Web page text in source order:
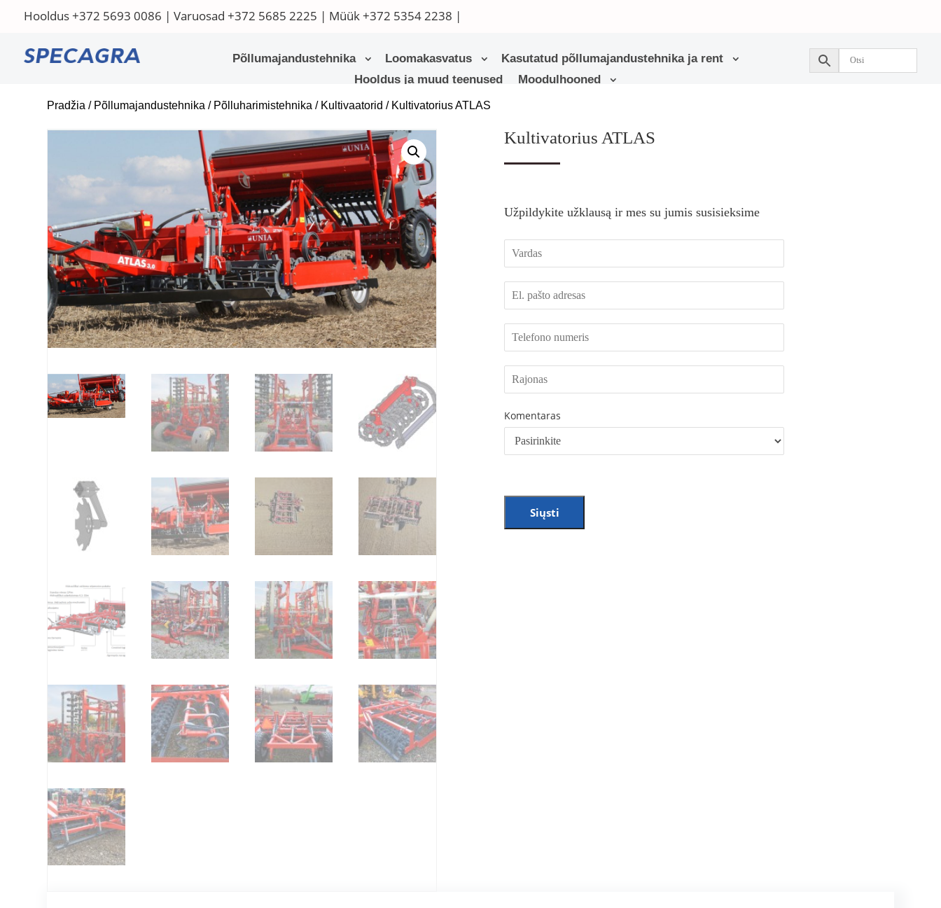
Hooldus+372 5693 0086 | Varuosad +372 5685 2225 | Müük+372 5354 2238 |
Põllumajandustehnika Loomakasvatus
Kasutatud põllumajandustehnika ja rent
Hooldus ja muud teenused
Moodulhooned
Pradžia / Põllumajandustehnika / Põlluharimistehnika / Kultivaatorid / Kultivatorius ATLAS
Kultivatorius ATLAS
Užpildykite užklausą ir mes su jumis susisieksime
Komentaras
Siųsti